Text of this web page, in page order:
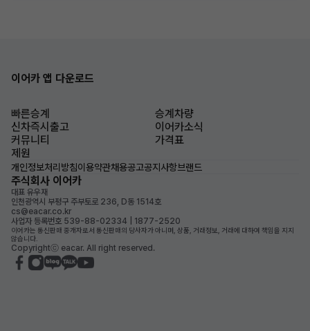
이어카 앱 다운로드
빠른승계
승계차량
신차즉시출고
이어카소식
커뮤니티
가격표
제원
개인정보처리방침이용약관채용공고공지사항브랜드
주식회사 이어카
대표 유우재
인천광역시 부평구 주부토로 236, D동 1514호
cs@eacar.co.kr
사업자 등록번호 539-88-02334 | 1877-2520
이어카는 통신판매 중개자로서 통신판매의 당사자가 아니며, 상품, 거래정보, 거래에 대하여 책임을 지지
않습니다.
Copyrightⓒ eacar. All right reserved.